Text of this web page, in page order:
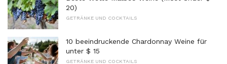
20)
GETRÄNKE UND COCKTAILS
10 beeindruckende Chardonnay Weine für
unter $ 15
GETRÄNKE UND COCKTAILS